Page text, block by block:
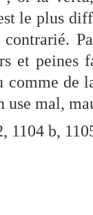
le plus
et peines
comme de
use mal,
1104 b,